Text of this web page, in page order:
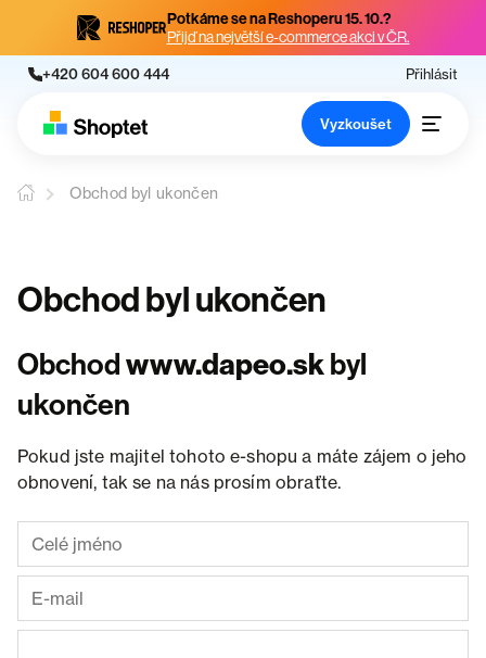
Potkáme se na Reshoperu 15. 10.?
Přijď na největší e-commerce akci v ČR.
+420 604 600 444 Přihlásit
Vyzkoušet
Obchod byl ukončen
Obchod byl ukončen
Obchodwww.dapeo.skbyl
ukončen
Pokud jste majitel tohoto e-shopu a máte zájem o jeho
obnovení, tak se na nás prosím obraťte.